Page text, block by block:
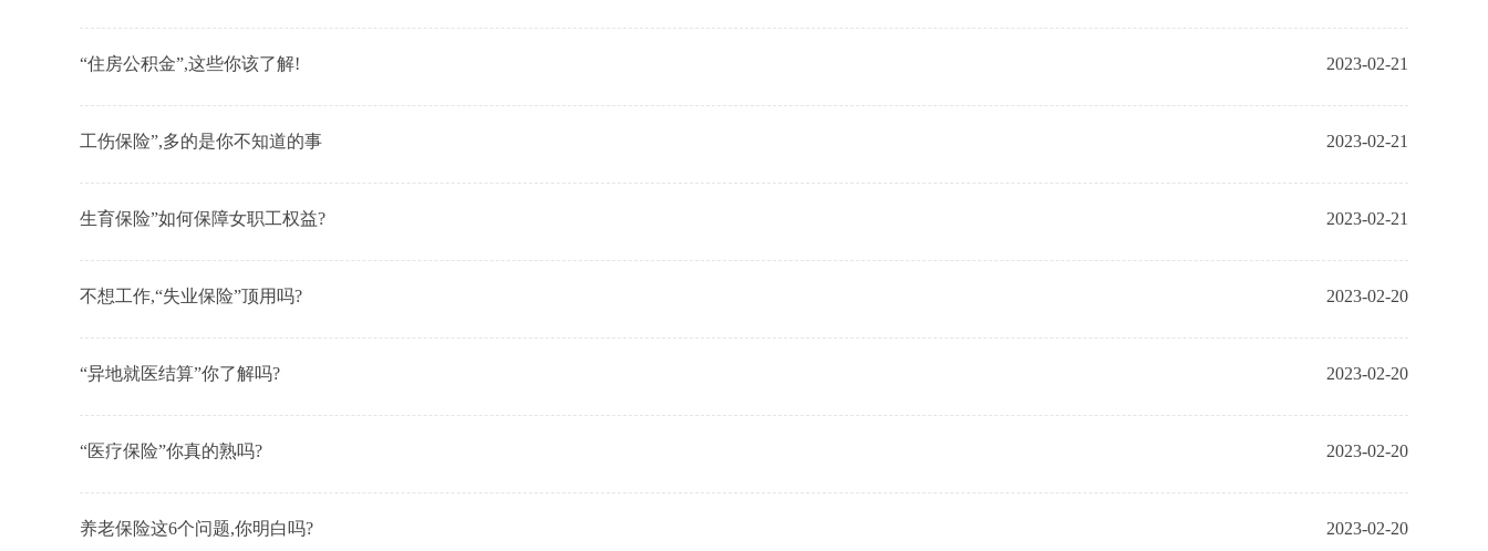
“住房公积金”,这些你该了解! 2023-02-21
工伤保险”,多的是你不知道的事 2023-02-21
生育保险”如何保障女职工权益? 2023-02-21
不想工作,“失业保险”顶用吗? 2023-02-20
“异地就医结算”你了解吗? 2023-02-20
“医疗保险”你真的熟吗? 2023-02-20
养老保险这6个问题,你明白吗? 2023-02-20